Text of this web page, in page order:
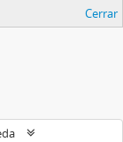
Cerrar